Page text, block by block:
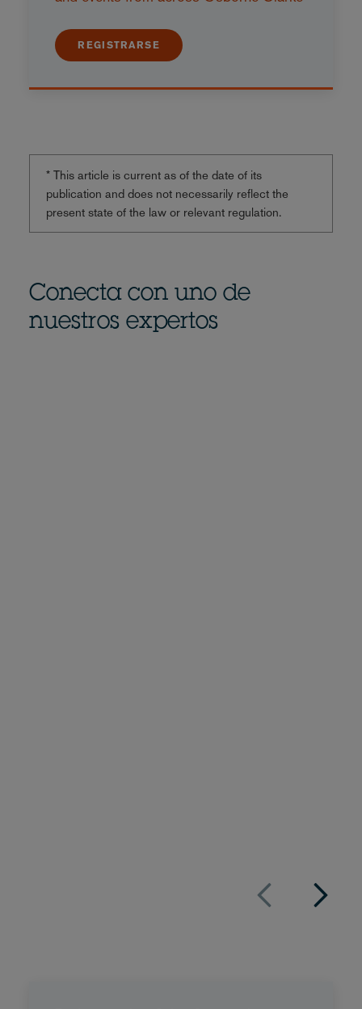
REGISTRARSE
* This article is current as of the date of its
publication and does not necessarily reflect the
present state of the law or relevant regulation.
Conecta con uno de
nuestros expertos